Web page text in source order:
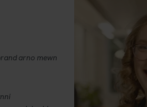
arno mewn